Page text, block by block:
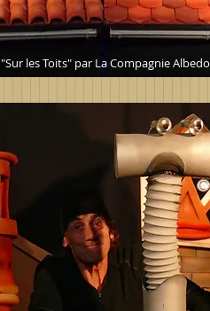
"Sur les Toits" par La Compagnie Albedo